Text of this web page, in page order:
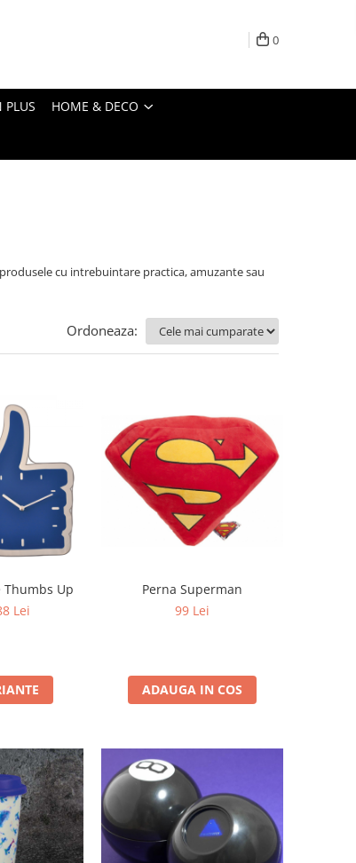
0
PLUS HOME & DECO
cu intrebuintare practica, amuzante sau
Ordoneaza:
Thumbs Up
Lei
Perna Superman
99 Lei
ADAUGA IN COS